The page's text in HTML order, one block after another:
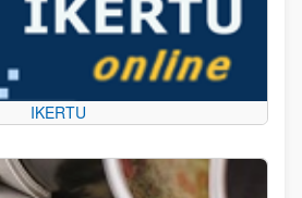
IKERTU